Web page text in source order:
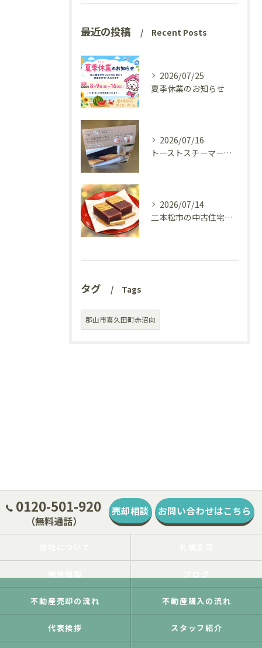
最近の投稿 Recent Posts
2026/07/25
夏季休業のお知らせ
2026/07/16
トーストスチーマーで、いつものパンが少し変わった話
2026/07/14
二本松市の中古住宅、リフォーム前の様子を見てきました(^^♪
タグ Tags
郡山市喜久田町赤沼向
0120-501-920
（無料通話）
売却相談 お問い合わせはこちら
不動産売却の流れ 不動産購入の流れ
代表挨拶 スタッフ紹介